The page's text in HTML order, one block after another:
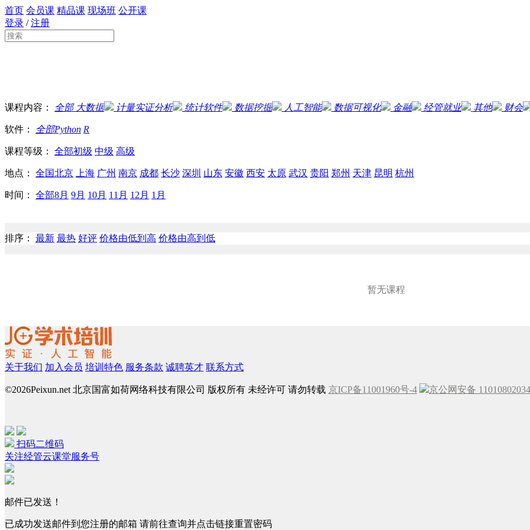
首页 会员课 精品课 现场班 公开课
登录 /注册
课程内容： 全部大数据 计量实证分析 统计软件 数据挖掘 人工智能 数据可视化 金融 经管就业 其他 财会
软件： 全部Python R
课程等级： 全部初级 中级 高级
地点： 全国北京 上海 广州 南京 成都 长沙 深圳 山东 安徽 西安 太原 武汉 贵阳 郑州 天津 昆明 杭州
时间： 全部8月 9月 10月 11月 12月 1月
排序： 最新 最热 好评 价格由低到高 价格由高到低
暂无课程
关于我们 加入会员 培训特色 服务条款 诚聘英才 联系方式
©2026Peixun.net 北京国富如荷网络科技有限公司 版权所有 未经许可 请勿转载 京ICP备11001960号-4 京公网安备
扫码二维码
关注经管云课堂服务号
邮件已发送！
已成功发送邮件到您注册的邮箱 请前往查询并点击链接重置密码